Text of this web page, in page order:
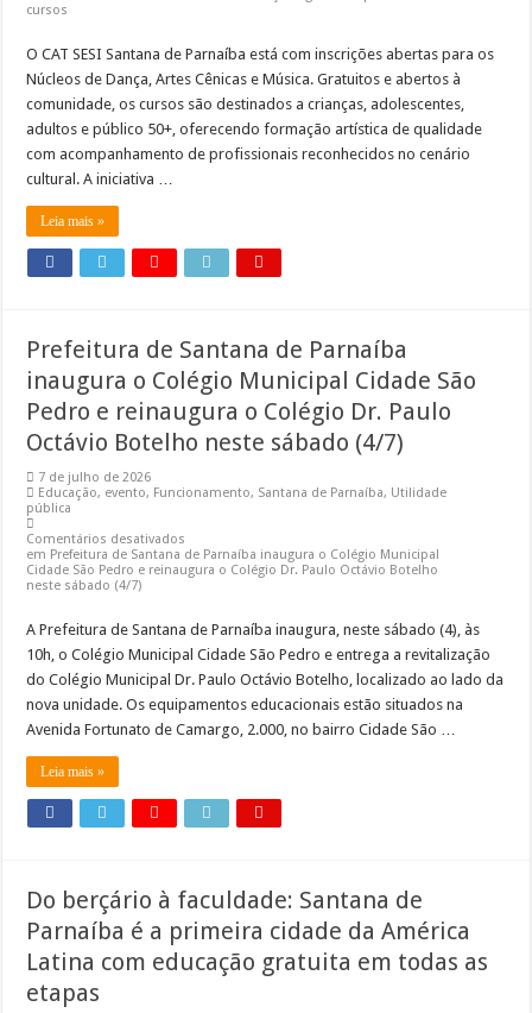
cursos
O CAT SESI Santana de Parnaíba está com inscrições abertas para os
Núcleos de Dança, Artes Cênicas e Música. Gratuitos e abertos à
comunidade, os cursos são destinados a crianças, adolescentes,
adultos e público 50+, oferecendo formação artística de qualidade
com acompanhamento de profissionais reconhecidos no cenário
cultural. A iniciativa …
Leia mais »
Prefeitura de Santana de Parnaíba
inaugura o Colégio Municipal Cidade São
Pedro e reinaugura o Colégio Dr. Paulo
Octávio Botelho neste sábado (4/7)
7 de julho de 2026
Educação, evento, Funcionamento, Santana de Parnaíba, Utilidade
pública
Comentários desativados
em Prefeitura de Santana de Parnaíba inaugura o Colégio Municipal
Cidade São Pedro e reinaugura o Colégio Dr. Paulo Octávio Botelho
neste sábado (4/7)
A Prefeitura de Santana de Parnaíba inaugura, neste sábado (4), às
10h, o Colégio Municipal Cidade São Pedro e entrega a revitalização
do Colégio Municipal Dr. Paulo Octávio Botelho, localizado ao lado da
nova unidade. Os equipamentos educacionais estão situados na
Avenida Fortunato de Camargo, 2.000, no bairro Cidade São …
Leia mais »
Do berçário à faculdade: Santana de
Parnaíba é a primeira cidade da América
Latina com educação gratuita em todas as
etapas